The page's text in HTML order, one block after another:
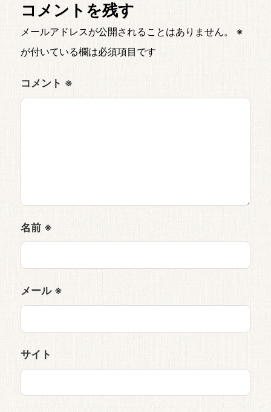
コメントを残す
メールアドレスが公開されることはありません。
※
が付いている欄は必須項目です
コメント ※
名前 ※
メール ※
サイト